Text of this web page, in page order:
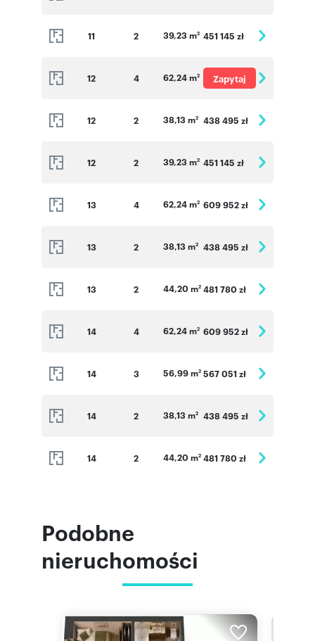
11 2 39,23 m2 451 145 zł
12 4 62,24 m2
Zapytaj
12 2 38,13 m2 438 495 zł
12 2 39,23 m2 451 145 zł
13 4 62,24 m2 609 952 zł
13 2 38,13 m2 438 495 zł
13 2 44,20 m2 481 780 zł
14 4 62,24 m2 609 952 zł
14 3 56,99 m2 567 051 zł
14 2 38,13 m2 438 495 zł
14 2 44,20 m2 481 780 zł
Podobne
nieruchomości